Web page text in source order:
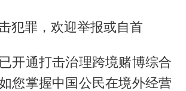
犯罪，欢迎举报或自首
开通打击治理跨境赌博综合
您掌握中国公民在境外经营